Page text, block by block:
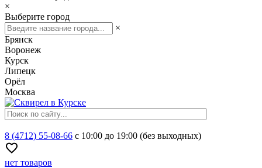
×
Выберите город
×
Брянск
Воронеж
Курск
Липецк
Орёл
Москва
8 (4712) 55-08-66 с 10:00 до 19:00 (без выходных)
нет товаров